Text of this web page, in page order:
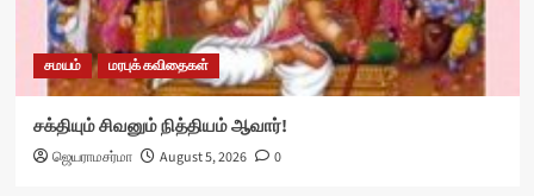
சமயம் மரபுக் கவிதைகள்
சக்தியும் சிவனும் நித்தியம் ஆவார்!
ஜெயராமசர்மா August 5, 2026 0